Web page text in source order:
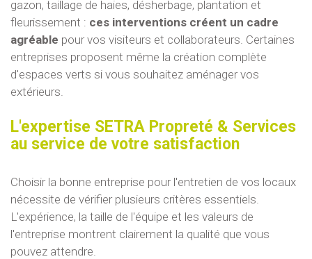
gazon, taillage de haies, désherbage, plantation et
fleurissement : ces interventions créent un cadre
agréable pour vos visiteurs et collaborateurs. Certaines
entreprises proposent même la création complète
d'espaces verts si vous souhaitez aménager vos
extérieurs.
L'expertise SETRA Propreté & Services
au service de votre satisfaction
Choisir la bonne entreprise pour l'entretien de vos locaux
nécessite de vérifier plusieurs critères essentiels.
L'expérience, la taille de l'équipe et les valeurs de
l'entreprise montrent clairement la qualité que vous
pouvez attendre.